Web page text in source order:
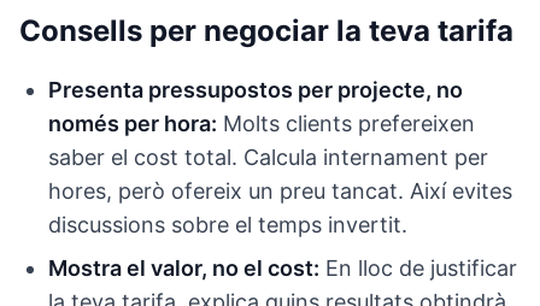
Consells per negociar la teva tarifa
Presenta pressupostos per projecte, no
només per hora: Molts clients prefereixen
saber el cost total. Calcula internament per
hores, però ofereix un preu tancat. Així evites
discussions sobre el temps invertit.
Mostra el valor, no el cost: En lloc de justificar